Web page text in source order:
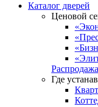
Каталог дверей
Ценовой
Распродажа
Где